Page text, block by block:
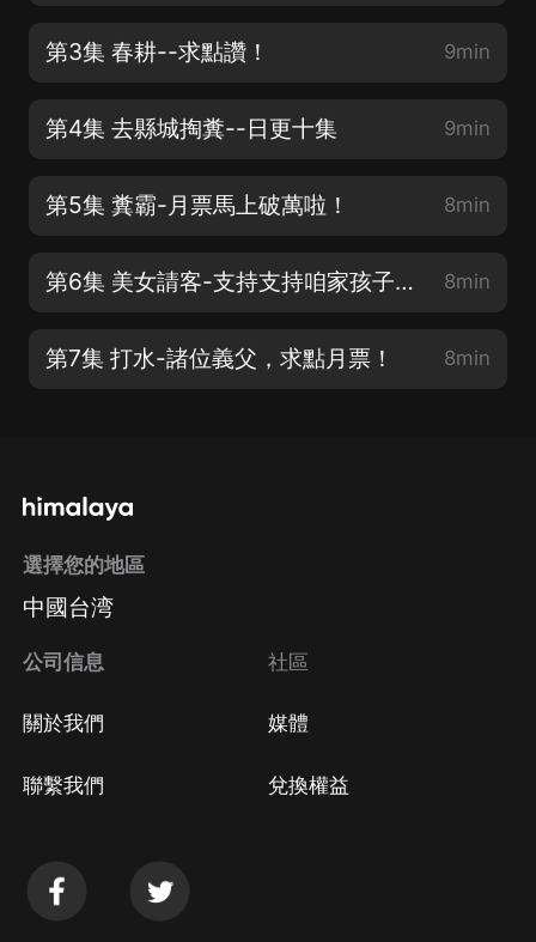
第3集 春耕--求點讚！ 9min
第4集 去縣城掏糞--日更十集 9min
第5集 糞霸-月票馬上破萬啦！ 8min
第6集 美女請客-支持支持咱家孩子吧！ 8min
第7集 打水-諸位義父，求點月票！ 8min
選擇您的地區
中國台湾
公司信息
關於我們
聯繫我們
社區
媒體
兌換權益